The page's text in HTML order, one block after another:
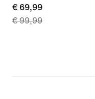
current
price
€ 99,99
€ 69,99
€ 99,99